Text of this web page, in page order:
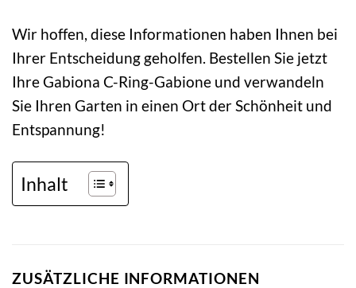
Wir hoffen, diese Informationen haben Ihnen bei
Ihrer Entscheidung geholfen. Bestellen Sie jetzt
Ihre Gabiona C-Ring-Gabione und verwandeln
Sie Ihren Garten in einen Ort der Schönheit und
Entspannung!
Inhalt
ZUSÄTZLICHE INFORMATIONEN